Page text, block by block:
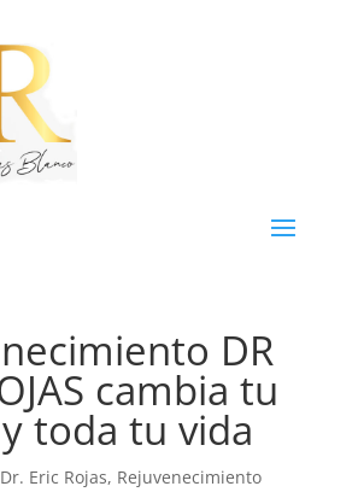
DR
cambia tu
toda tu vida
Dr. Eric Rojas, Rejuvenecimiento